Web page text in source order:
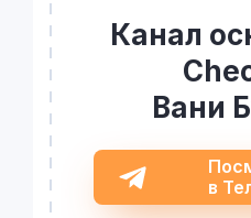
Канал
Вани
в